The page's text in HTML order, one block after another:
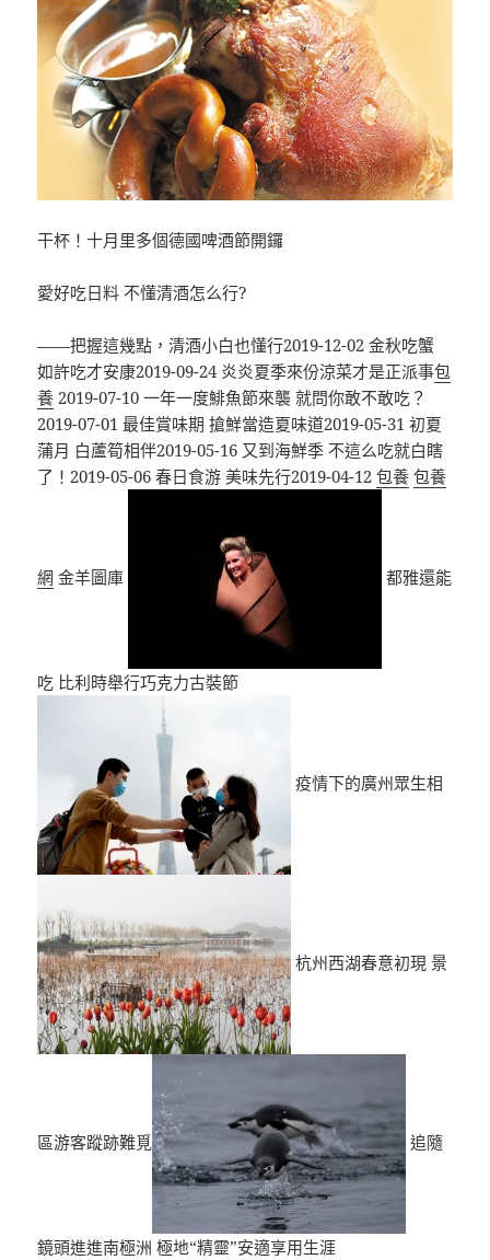
干杯！十月里多個德國啤酒節開鑼
愛好吃日料 不懂清酒怎么行?
——把握這幾點，清酒小白也懂行2019-12-02 金秋吃蟹
如許吃才安康2019-09-24 炎炎夏季來份涼菜才是正派事包
養 2019-07-10 一年一度鯡魚節來襲 就問你敢不敢吃？
2019-07-01 最佳賞味期 搶鮮當造夏味道2019-05-31 初夏
蒲月 白蘆筍相伴2019-05-16 又到海鮮季 不這么吃就白瞎
了！2019-05-06 春日食游 美味先行2019-04-12包養 包養
網 金羊圖庫 都雅還能
吃 比利時舉行巧克力古裝節
疫情下的廣州眾生相
杭州西湖春意初現 景
區游客蹤跡難覓 追隨
鏡頭進進南極洲 極地“精靈”安適享用生涯